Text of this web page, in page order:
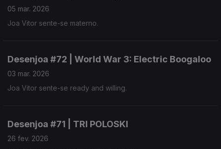
05 mar. 2026
Joa Vitor sente-se materno.
Desenjoa #72 | World War 3: Electric Boogaloo
03 mar. 2026
Joa Vitor sente-se ready and willing.
Desenjoa #71 | TRI POLOSKI
26 fev. 2026